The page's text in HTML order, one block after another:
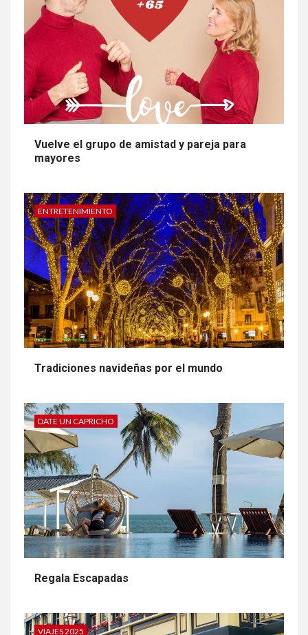
Vuelve el grupo de amistad y pareja para
mayores
ENTRETENIMIENTO
Tradiciones navideñas por el mundo
DATE UN CAPRICHO
Regala Escapadas
VIAJES 2025